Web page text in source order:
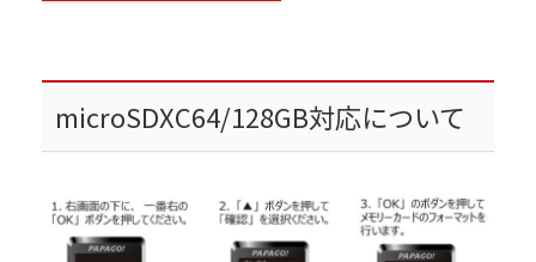
microSDXC64/128GB対応について